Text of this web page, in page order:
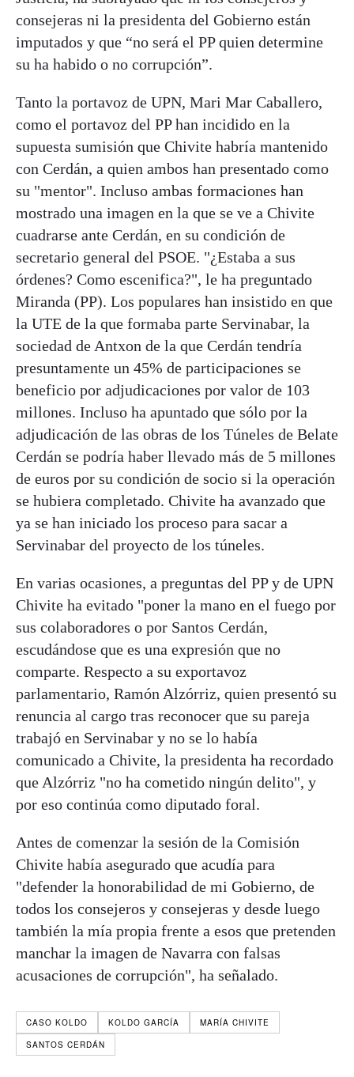
consejeras ni la presidenta del Gobierno están
imputados y que “no será el PP quien determine
su ha habido o no corrupción”.
Tanto la portavoz de UPN, Mari Mar Caballero,
como el portavoz del PP han incidido en la
supuesta sumisión que Chivite habría mantenido
con Cerdán, a quien ambos han presentado como
su "mentor". Incluso ambas formaciones han
mostrado una imagen en la que se ve a Chivite
cuadrarse ante Cerdán, en su condición de
secretario general del PSOE. "¿Estaba a sus
órdenes? Como escenifica?", le ha preguntado
Miranda (PP). Los populares han insistido en que
la UTE de la que formaba parte Servinabar, la
sociedad de Antxon de la que Cerdán tendría
presuntamente un 45% de participaciones se
beneficio por adjudicaciones por valor de 103
millones. Incluso ha apuntado que sólo por la
adjudicación de las obras de los Túneles de Belate
Cerdán se podría haber llevado más de 5 millones
de euros por su condición de socio si la operación
se hubiera completado. Chivite ha avanzado que
ya se han iniciado los proceso para sacar a
Servinabar del proyecto de los túneles.
En varias ocasiones, a preguntas del PP y de UPN
Chivite ha evitado "poner la mano en el fuego por
sus colaboradores o por Santos Cerdán,
escudándose que es una expresión que no
comparte. Respecto a su exportavoz
parlamentario, Ramón Alzórriz, quien presentó su
renuncia al cargo tras reconocer que su pareja
trabajó en Servinabar y no se lo había
comunicado a Chivite, la presidenta ha recordado
que Alzórriz "no ha cometido ningún delito", y
por eso continúa como diputado foral.
Antes de comenzar la sesión de la Comisión
Chivite había asegurado que acudía para
"defender la honorabilidad de mi Gobierno, de
todos los consejeros y consejeras y desde luego
también la mía propia frente a esos que pretenden
manchar la imagen de Navarra con falsas
acusaciones de corrupción", ha señalado.
CASO KOLDO KOLDO GARCÍA
MARÍA CHIVITE
SANTOS CERDÁN